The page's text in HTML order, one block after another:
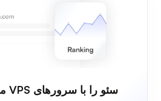
سئو را با سرورهای VPS محلی بهبود دهید